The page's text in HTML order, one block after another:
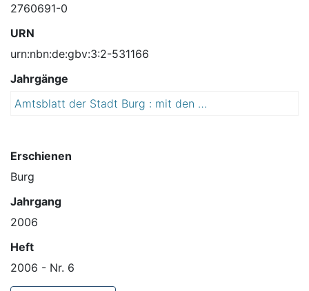
2760691-0
URN
urn:nbn:de:gbv:3:2-531166
Jahrgänge
Amtsblatt der Stadt Burg : mit den Ortschaften Detershagen, Ihleburg, Niegripp, Parchau, Reesen und Schartau
Erschienen
Burg
Jahrgang
2006
Heft
2006 - Nr. 6